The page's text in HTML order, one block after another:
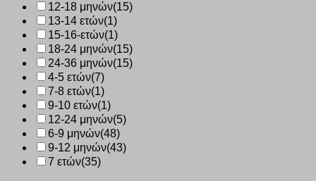
12-18 μηνών(15)
13-14 ετών(1)
15-16-ετών(1)
18-24 μηνών(15)
24-36 μηνών(15)
4-5 ετών(7)
7-8 ετών(1)
9-10 ετών(1)
12-24 μηνών(5)
6-9 μηνών(48)
9-12 μηνών(43)
7 ετών(35)